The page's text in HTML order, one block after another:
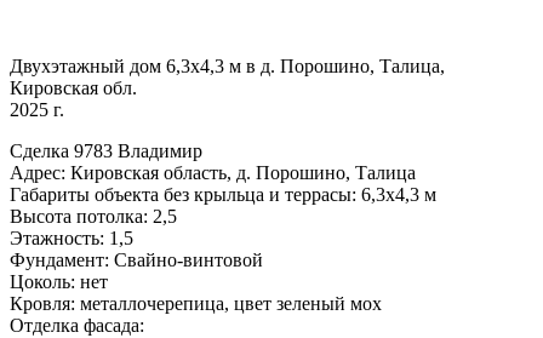
Двухэтажный дом 6,3х4,3 м в д. Порошино, Талица,
Кировская обл.
2025 г.
Сделка 9783 Владимир
Адрес: Кировская область, д. Порошино, Талица
Габариты объекта без крыльца и террасы: 6,3х4,3 м
Высота потолка: 2,5
Этажность: 1,5
Фундамент: Свайно-винтовой
Цоколь: нет
Кровля: металлочерепица, цвет зеленый мох
Отделка фасада: